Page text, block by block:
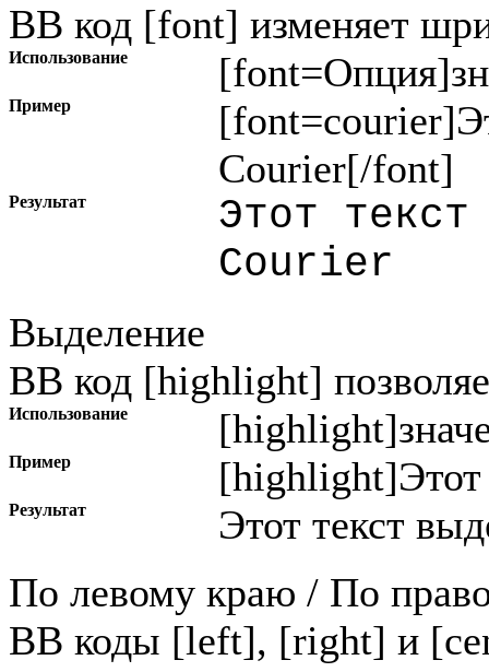
BB код [font] изменяет
Использование [font=Опция]
Пример
Courier[/font]
Результат
Этот текст
Courier
Выделение
BB код [highlight]
Использование [highlight]
Пример
Результат
Этот текст
По левому краю / По
BB коды [left], [right] и